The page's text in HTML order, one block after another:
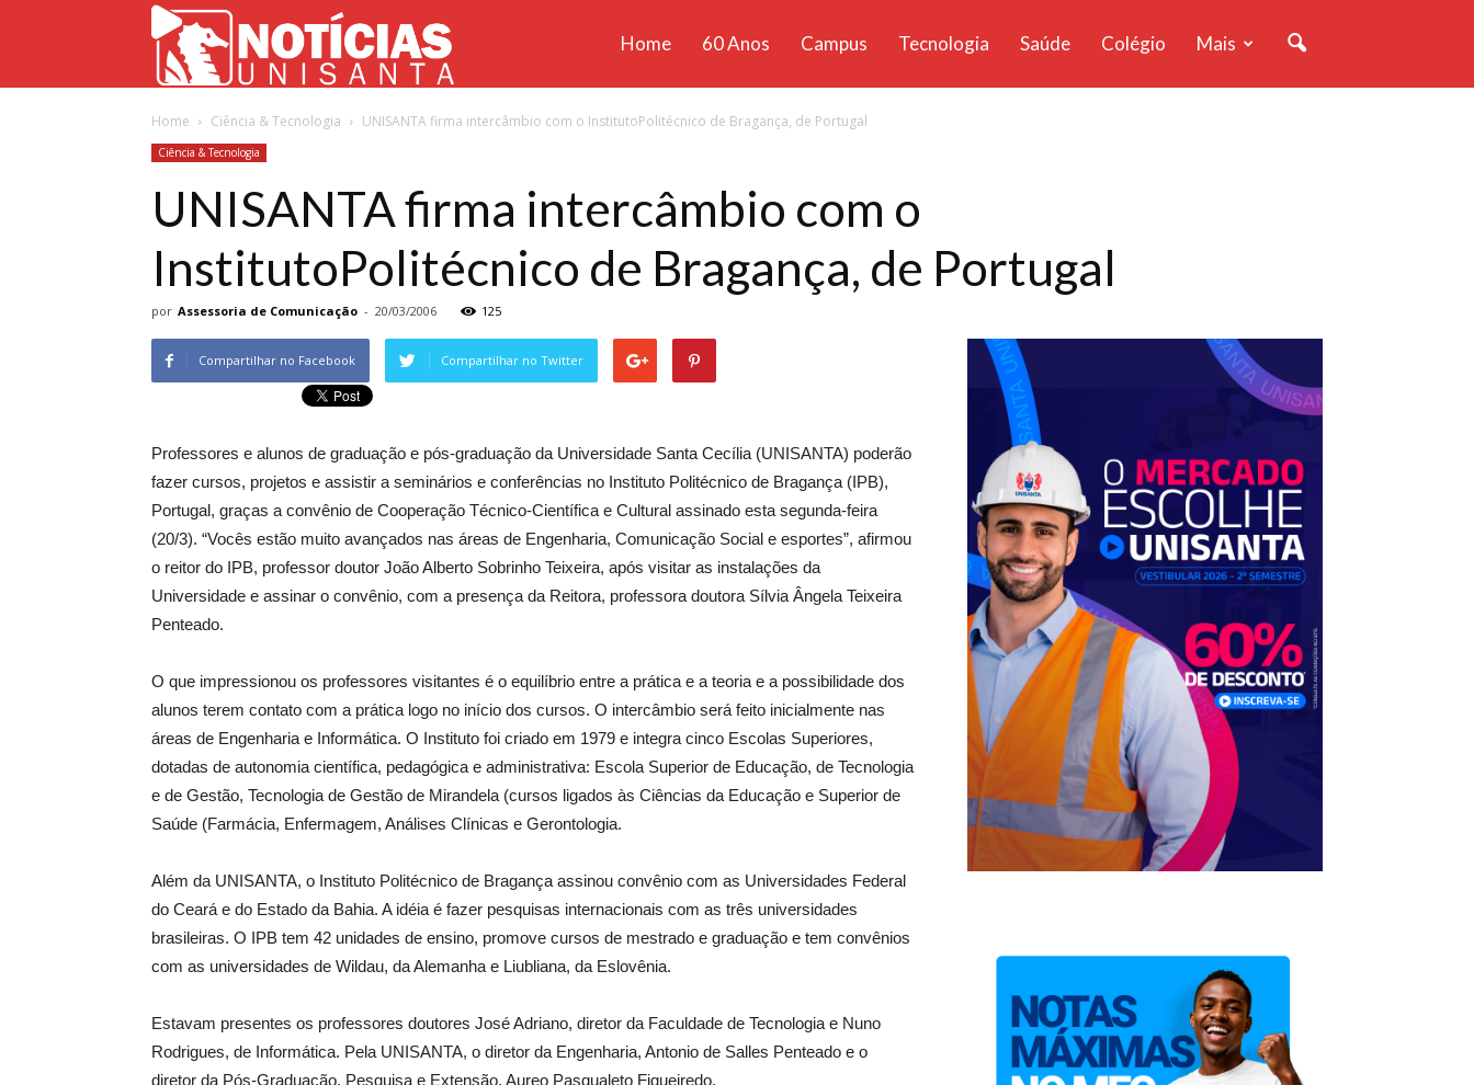
Unisanta
Home 60 Anos Campus Tecnologia Saúde Colégio Mais
Home Ciência & Tecnologia UNISANTA firma intercâmbio com o InstitutoPolitécnico de Bragança, de Portugal
Ciência & Tecnologia
UNISANTA firma intercâmbio com o
InstitutoPolitécnico de Bragança, de Portugal
por Assessoria de Comunicação - 20/03/2006 125
Compartilhar no Facebook Compartilhar no Twitter
Professores e alunos de graduação e pós-graduação da Universidade Santa Cecília (UNISANTA) poderão
fazer cursos, projetos e assistir a seminários e conferências no Instituto Politécnico de Bragança (IPB),
Portugal, graças a convênio de Cooperação Técnico-Científica e Cultural assinado esta segunda-feira
(20/3). “Vocês estão muito avançados nas áreas de Engenharia, Comunicação Social e esportes”, afirmou
o reitor do IPB, professor doutor João Alberto Sobrinho Teixeira, após visitar as instalações da
Universidade e assinar o convênio, com a presença da Reitora, professora doutora Sílvia Ângela Teixeira
Penteado.
O que impressionou os professores visitantes é o equilíbrio entre a prática e a teoria e a possibilidade dos
alunos terem contato com a prática logo no início dos cursos. O intercâmbio será feito inicialmente nas
áreas de Engenharia e Informática. O Instituto foi criado em 1979 e integra cinco Escolas Superiores,
dotadas de autonomia científica, pedagógica e administrativa: Escola Superior de Educação, de Tecnologia
e de Gestão, Tecnologia de Gestão de Mirandela (cursos ligados às Ciências da Educação e Superior de
Saúde (Farmácia, Enfermagem, Análises Clínicas e Gerontologia.
Além da UNISANTA, o Instituto Politécnico de Bragança assinou convênio com as Universidades Federal
do Ceará e do Estado da Bahia. A idéia é fazer pesquisas internacionais com as três universidades
brasileiras. O IPB tem 42 unidades de ensino, promove cursos de mestrado e graduação e tem convênios
com as universidades de Wildau, da Alemanha e Liubliana, da Eslovênia.
Estavam presentes os professores doutores José Adriano, diretor da Faculdade de Tecnologia e Nuno
Rodrigues, de Informática. Pela UNISANTA, o diretor da Engenharia, Antonio de Salles Penteado e o
diretor da Pós-Graduação, Pesquisa e Extensão, Aureo Pasqualeto Figueiredo.